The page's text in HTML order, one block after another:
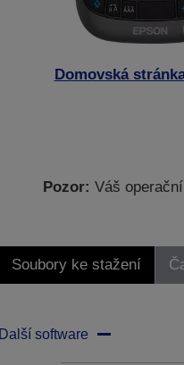
Domovská
Pozor: Váš
Soubory ke stažení
Další software